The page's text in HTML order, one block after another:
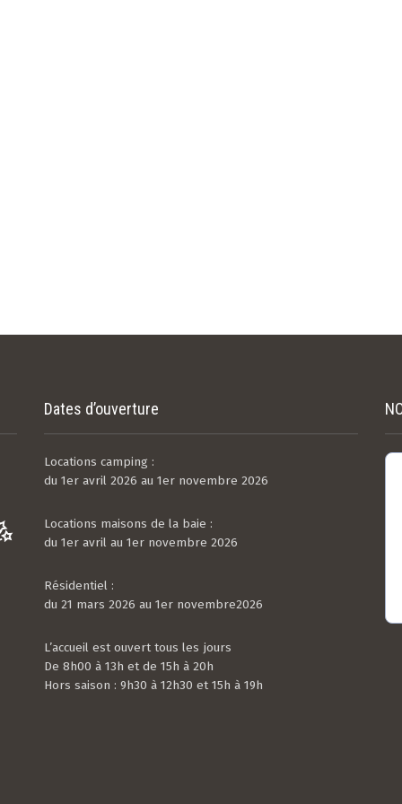
Dates d’ouverture
Locations camping :
du 1er avril 2026 au 1er novembre 2026
Locations maisons de la baie :
du 1er avril au 1er novembre 2026
Résidentiel :
du 21 mars 2026 au 1er novembre2026
L’accueil est ouvert tous les jours
De 8h00 à 13h et de 15h à 20h
Hors saison : 9h30 à 12h30 et 15h à 19h